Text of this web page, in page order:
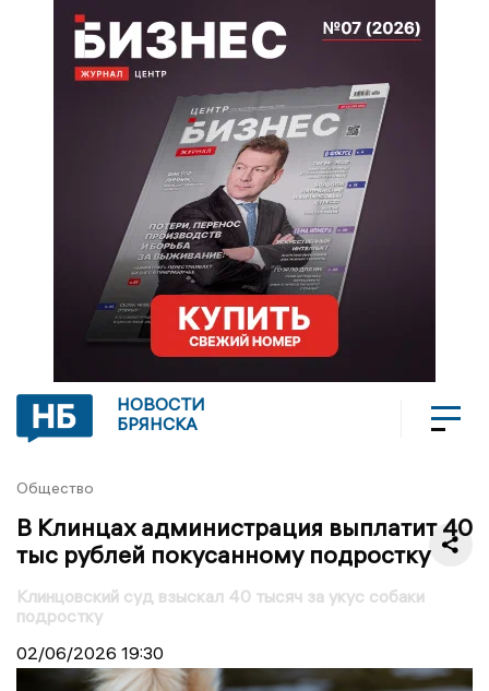
НОВОСТИ
БРЯНСКА
Общество
В Клинцах администрация выплатит 40
тыс рублей покусанному подростку
Клинцовский суд взыскал 40 тысяч за укус собаки
подростку
02/06/2026 19:30